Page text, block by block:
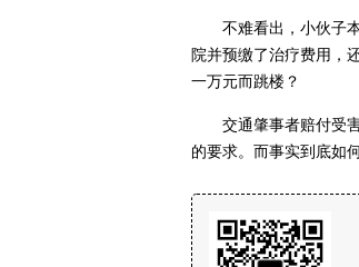
不难看出，小伙子
院并预缴了治疗费用，
一万元而跳楼？
交通肇事者赔付受
的要求。而事实到底如